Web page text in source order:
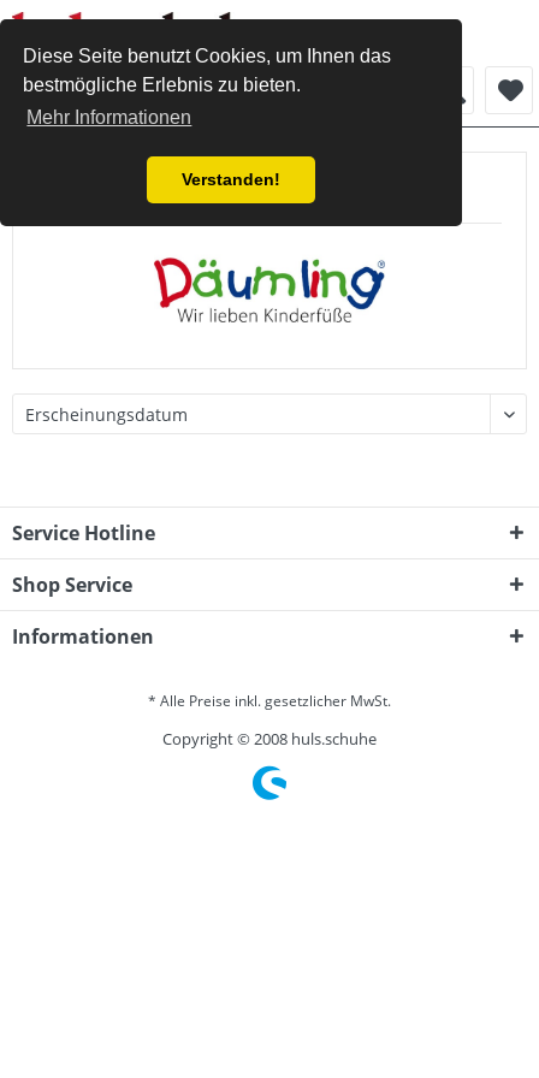
Diese Seite benutzt Cookies, um Ihnen das
bestmögliche Erlebnis zu bieten.
Mehr Informationen
Verstanden!
Menü
Produkte von Däumling
Service Hotline
Shop Service
Informationen
* Alle Preise inkl. gesetzlicher MwSt.
Copyright © 2008 huls.schuhe